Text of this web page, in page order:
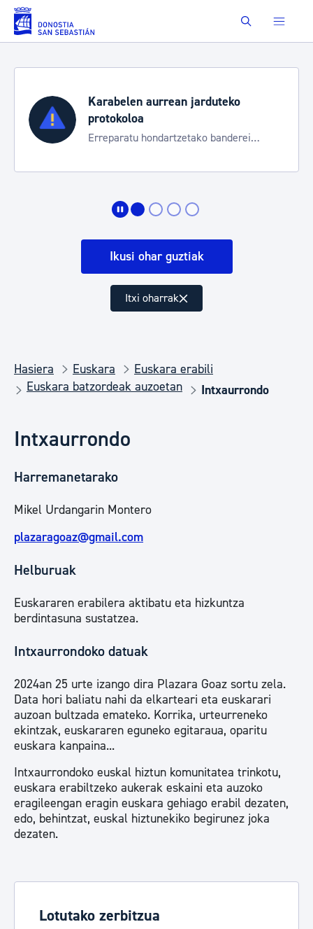
Eduki nagusira joan Buscar
Karabelen aurrean jarduteko
protokoloa
Erreparatu hondartzetako banderei
Ikusi ohar guztiak
Itxi oharrak
Hasiera Euskara
Euskara erabili
Euskara batzordeak auzoetan
Intxaurrondo
Intxaurrondo
Harremanetarako
Mikel Urdangarin Montero
plazaragoaz@gmail.com
Helburuak
Euskararen erabilera aktibatu eta hizkuntza
berdintasuna sustatzea.
Intxaurrondoko datuak
2024an 25 urte izango dira Plazara Goaz sortu zela.
Data hori baliatu nahi da elkarteari eta euskarari
auzoan bultzada emateko. Korrika, urteurreneko
ekintzak, euskararen eguneko egitaraua, oparitu
euskara kanpaina...
Intxaurrondoko euskal hiztun komunitatea trinkotu,
euskara erabiltzeko aukerak eskaini eta auzoko
eragileengan eragin euskara gehiago erabil dezaten,
edo, behintzat, euskal hiztunekiko begirunez joka
dezaten.
Lotutako zerbitzua